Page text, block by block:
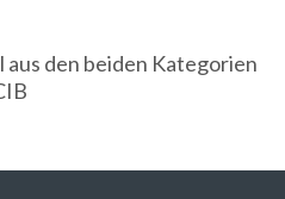
den beiden Kategorien